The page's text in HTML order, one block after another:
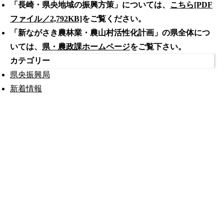
「長崎・県央地域の振興方策」については、 こちら[PDF
ファイル／2,792KB]をご覧ください。
「新ながさき農林業・農山村活性化計画」の県全体につ
いては、 県・農政課ホームページをご覧下さい。
カテゴリー
県央振興局
新着情報